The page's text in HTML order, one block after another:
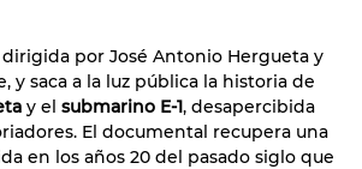
por José Antonio Hergueta y
y saca a la luz pública la historia de
y el submarino E-1, desapercibida
El documental recupera una
en los años 20 del pasado siglo que